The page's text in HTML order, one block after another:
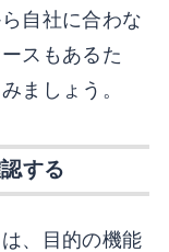
自社に合わな
スもあるた
ましょう。
する
、目的の機能